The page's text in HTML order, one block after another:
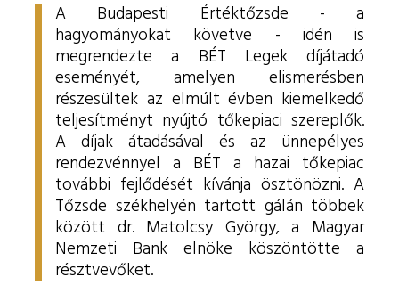
A Budapesti Értéktőzsde - a
hagyományokat követve - idén is
megrendezte a BÉT Legek díjátadó
eseményét, amelyen elismerésben
részesültek az elmúlt évben kiemelkedő
teljesítményt nyújtó tőkepiaci szereplők.
A díjak átadásával és az ünnepélyes
rendezvénnyel a BÉT a hazai tőkepiac
további fejlődését kívánja ösztönözni. A
Tőzsde székhelyén tartott gálán többek
között dr. Matolcsy György, a Magyar
Nemzeti Bank elnöke köszöntötte a
résztvevőket.